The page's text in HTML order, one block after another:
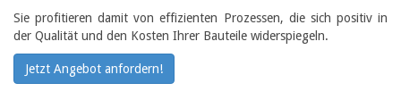
Sie profitieren damit von effizienten Prozessen, die sich positiv in
der Qualität und den Kosten Ihrer Bauteile widerspiegeln.
Jetzt Angebot anfordern!